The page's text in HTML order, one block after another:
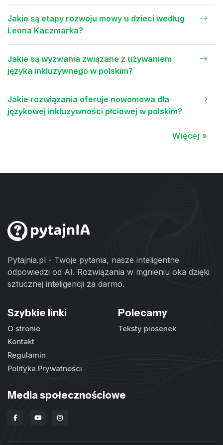
Jakie są etapy rozwoju mowy u dzieci według
Leona Kaczmarka?
Jakie są wyzwania związane z używaniem
języka inkluzywnego w polskim?
Jakie rozwiązania oferuje nowomowa dla
językowej inkluzywności płciowej w polskim?
Więcej »
Pytajnia.pl - Twoje pytania, nasze inteligentne
odpowiedzi od AI. Rozwiązania w mgnieniu oka dzięki
sztucznej inteligencji za darmo.
Szybkie linki
O stronie
Kontakt
Regulamin
Polityka Prywatności
Polecamy
Teksty piosenek
Media społecznościowe